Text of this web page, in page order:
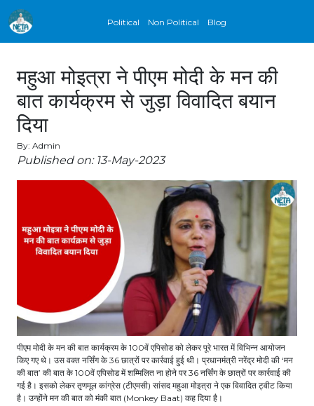
Political Non Political Blog
महुआ मोइत्रा ने पीएम मोदी के मन की
बात कार्यक्रम से जुड़ा विवादित बयान
दिया
By: Admin
Published on: 13-May-2023
पीएम मोदी के मन की बात कार्यक्रम के 100वें एपिसोड को लेकर पूरे भारत में विभिन्न आयोजन
किए गए थे। उस वक्त नर्सिंग के 36 छात्रों पर कार्रवाई हुई थी। प्रधानमंत्री नरेंद्र मोदी की ‘मन
की बात’ की बात के 100वें एपिसोड में शम्मिलित ना होने पर 36 नर्सिंग के छात्रों पर कार्रवाई की
गई है। इसको लेकर तृणमूल कांग्रेस (टीएमसी) सांसद महुआ मोइत्रा ने एक विवादित ट्वीट किया
है। उन्होंने मन की बात को मंकी बात (Monkey Baat) कह दिया है।